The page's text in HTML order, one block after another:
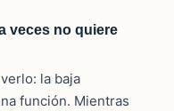
veces no quiere
la baja
función. Mientras